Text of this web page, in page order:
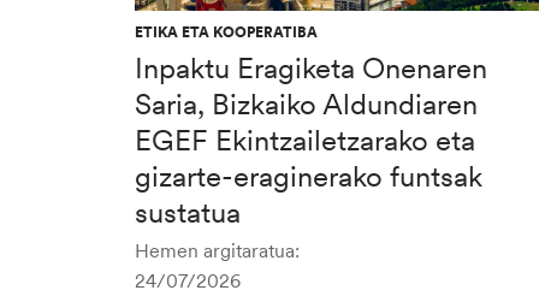
ETIKA ETA KOOPERATIBA
Inpaktu Eragiketa Onenaren
Saria, Bizkaiko Aldundiaren
EGEF Ekintzailetzarako eta
gizarte-eraginerako funtsak
sustatua
Hemen argitaratua:
24/07/2026